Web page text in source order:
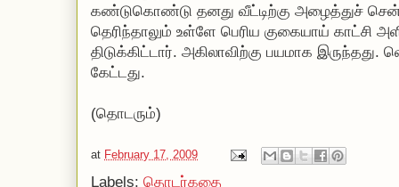
கண்டுகொண்டு தனது வீட்டிற்கு அழைத்துச்
தெரிந்தாலும் உள்ளே பெரிய குகையாய் காட்சி
திடுக்கிட்டார். அகிலாவிற்கு பயமாக இருந்தது.
கேட்டது.
(தொடரும்)
at February 17, 2009
Labels: தொடர்கதை